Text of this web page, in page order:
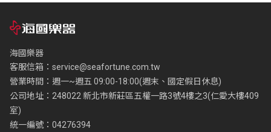
海國樂器
客服信箱： service@seafortune.com.tw
營業時間：週一~週五 09:00-18:00(週末、國定假日休息)
公司地址：248022 新北市新莊區五權一路3號4樓之3(仁愛大樓409
室)
統一編號：04276394